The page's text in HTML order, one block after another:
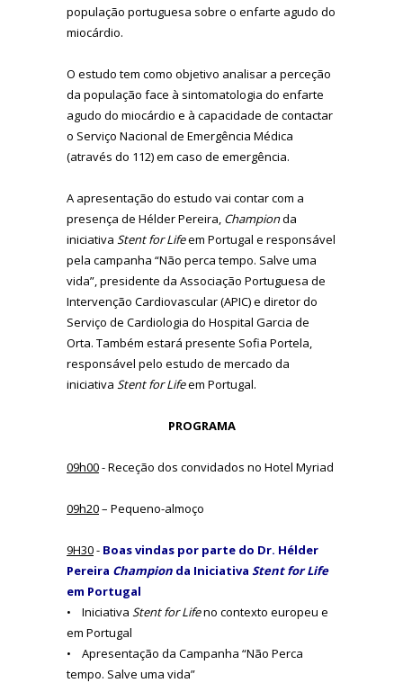
população portuguesa sobre o enfarte agudo do
miocárdio.
O estudo tem como objetivo analisar a perceção
da população face à sintomatologia do enfarte
agudo do miocárdio e à capacidade de contactar
o Serviço Nacional de Emergência Médica
(através do 112) em caso de emergência.
A apresentação do estudo vai contar com a
presença de Hélder Pereira, Championda
iniciativa Stent for Lifeem Portugal e responsável
pela campanha “Não perca tempo. Salve uma
vida”, presidente da Associação Portuguesa de
Intervenção Cardiovascular (APIC) e diretor do
Serviço de Cardiologia do Hospital Garcia de
Orta. Também estará presente Sofia Portela,
responsável pelo estudo de mercado da
iniciativa Stent for Lifeem Portugal.
PROGRAMA
09h00- Receção dos convidados no Hotel Myriad
09h20– Pequeno-almoço
9H30- Boas vindas por parte do Dr. Hélder
Pereira Champion da Iniciativa Stent for Life
em Portugal
• Iniciativa Stent for Lifeno contexto europeu e
em Portugal
• Apresentação da Campanha “Não Perca
tempo. Salve uma vida”